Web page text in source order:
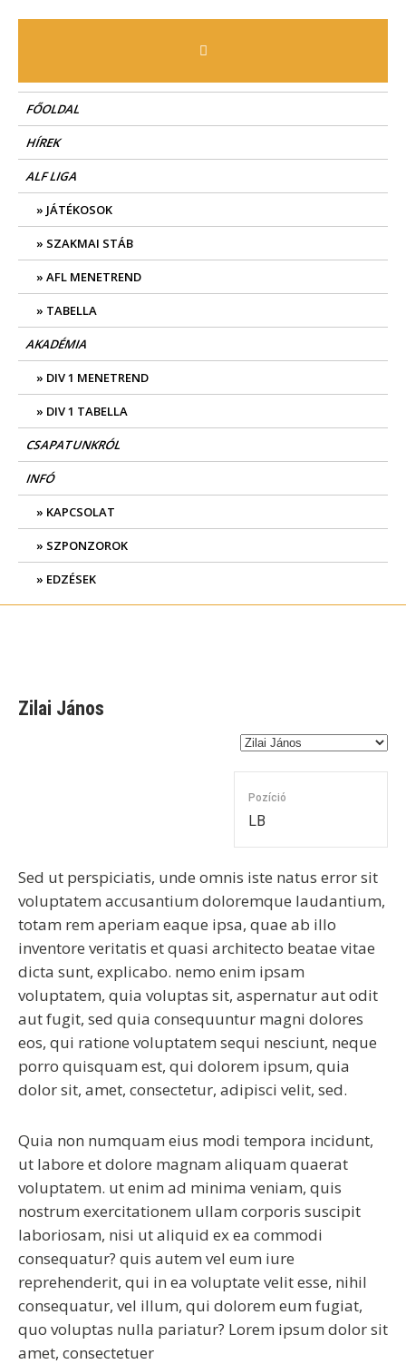
FŐOLDAL
HÍREK
ALF LIGA
JÁTÉKOSOK
SZAKMAI STÁB
AFL MENETREND
TABELLA
AKADÉMIA
DIV 1 MENETREND
DIV 1 TABELLA
CSAPATUNKRÓL
INFÓ
KAPCSOLAT
SZPONZOROK
EDZÉSEK
Zilai János
Pozíció
LB
Sed ut perspiciatis, unde omnis iste natus error sit
voluptatem accusantium doloremque laudantium,
totam rem aperiam eaque ipsa, quae ab illo
inventore veritatis et quasi architecto beatae vitae
dicta sunt, explicabo. nemo enim ipsam
voluptatem, quia voluptas sit, aspernatur aut odit
aut fugit, sed quia consequuntur magni dolores
eos, qui ratione voluptatem sequi nesciunt, neque
porro quisquam est, qui dolorem ipsum, quia
dolor sit, amet, consectetur, adipisci velit, sed.
Quia non numquam eius modi tempora incidunt,
ut labore et dolore magnam aliquam quaerat
voluptatem. ut enim ad minima veniam, quis
nostrum exercitationem ullam corporis suscipit
laboriosam, nisi ut aliquid ex ea commodi
consequatur? quis autem vel eum iure
reprehenderit, qui in ea voluptate velit esse, nihil
consequatur, vel illum, qui dolorem eum fugiat,
quo voluptas nulla pariatur? Lorem ipsum dolor sit
amet, consectetuer